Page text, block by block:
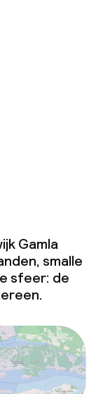
Gamla
smalle
sfeer: de